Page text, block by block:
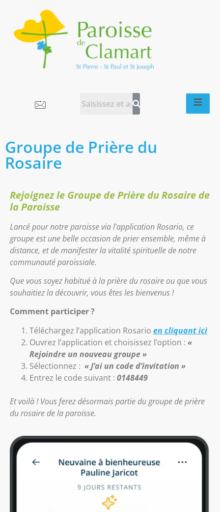
Groupe de Prière du
Rosaire
Rejoignez le Groupe de Prière du Rosaire de
la Paroisse
Lancé pour notre paroisse via l’application Rosario, ce
groupe est une belle occasion de prier ensemble, même à
distance, et de manifester la vitalité spirituelle de notre
communauté paroissiale.
Que vous soyez habitué à la prière du rosaire ou que vous
souhaitiez la découvrir, vous êtes les bienvenus !
Comment participer ?
Téléchargez l’application Rosario en cliquant ici
Ouvrez l’application et choisissez l’option : «
Rejoindre un nouveau groupe »
Sélectionnez : « J’ai un code d’invitation »
Entrez le code suivant : 0148449
Et voilà ! Vous ferez désormais partie du groupe de prière
du rosaire de la paroisse.